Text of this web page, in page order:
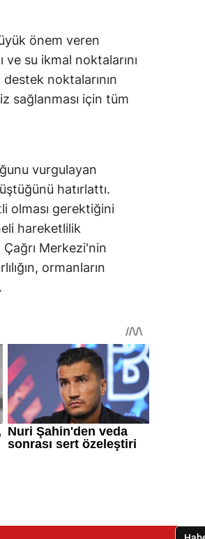
önem veren
su ikmal noktalarını
noktalarının
sağlanması için tüm
vurgulayan
hatırlattı.
olması gerektiğini
hareketlilik
Merkezi'nin
ormanların